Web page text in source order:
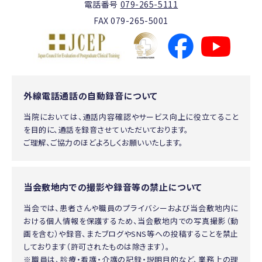
電話番号 079-265-5111
FAX 079-265-5001
外線電話通話の自動録音について
当院においては、通話内容確認やサービス向上に役立てること
を目的に、通話を録音させていただいております。
ご理解、ご協力のほどよろしくお願いいたします。
当会敷地内での撮影や録音等の禁止について
当会では、患者さんや職員のプライバシーおよび当会敷地内に
おける個人情報を保護するため、当会敷地内での写真撮影（動
画を含む）や録音、またブログやSNS等への投稿することを禁止
しております（許可されたものは除きます）。
※職員は、診療・看護・介護の記録・説明目的など、業務上の理